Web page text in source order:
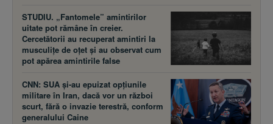
STUDIU. „Fantomele” amintirilor
uitate pot rămâne în creier.
Cercetătorii au recuperat amintiri la
musculițe de oțet și au observat cum
pot apărea amintirile false
CNN: SUA şi-au epuizat opțiunile
militare în Iran, dacă vor un război
scurt, fără o invazie terestră, conform
generalului Caine